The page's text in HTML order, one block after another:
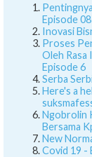
Episode 08
Inovasi
Proses
Oleh
Episode 6
Serba
Here's a
Ngobrolin
Bersama
New
Covid 19 -